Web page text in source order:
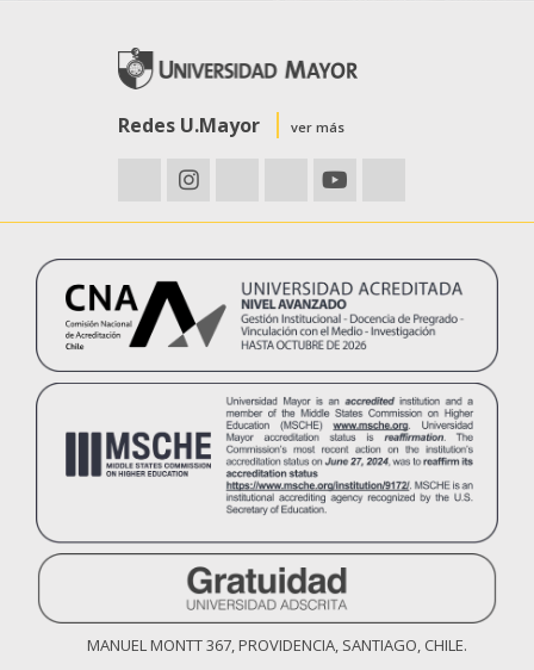
Redes U.Mayor ver más
MANUEL MONTT 367, PROVIDENCIA, SANTIAGO, CHILE.